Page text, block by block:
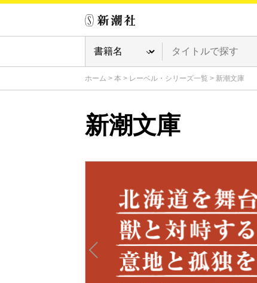
ホーム > 本 > レーベル・シリーズ一覧 > 新潮文庫
新潮文庫